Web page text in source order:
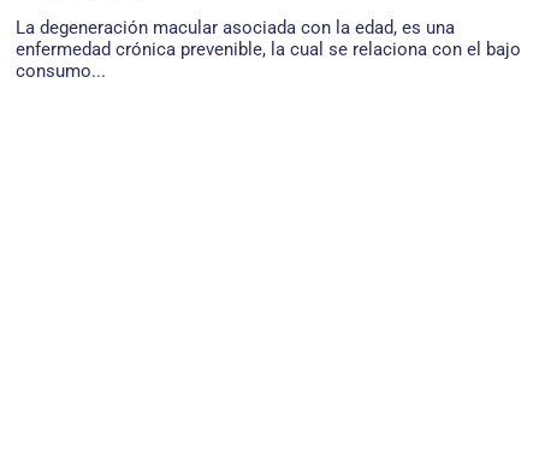
La degeneración macular asociada con la edad, es una
enfermedad crónica prevenible, la cual se relaciona con el bajo
consumo...